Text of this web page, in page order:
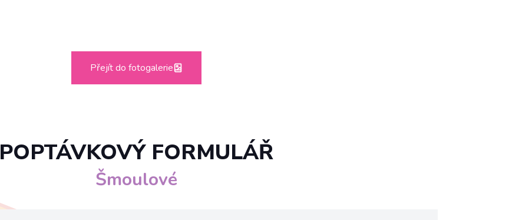
Přejít do fotogalerie
POPTÁVKOVÝ FORMULÁŘ
Šmoulové